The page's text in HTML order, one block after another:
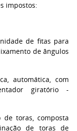
impostos:
de fitas para
de ângulos
automática, com
giratório -
toras, composta
de toras de